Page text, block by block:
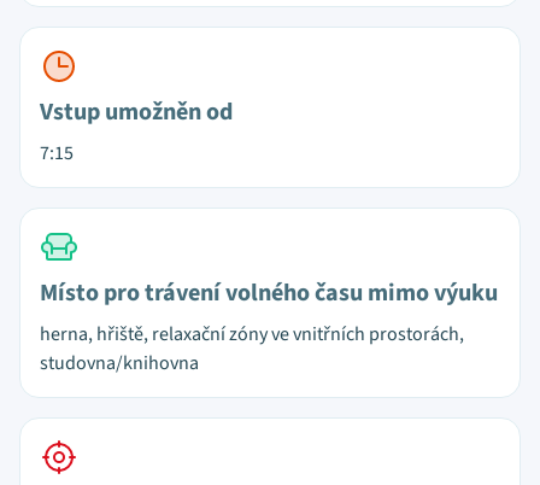
Vstup umožněn od
7:15
Místo pro trávení volného času mimo výuku
herna, hřiště, relaxační zóny ve vnitřních prostorách,
studovna/knihovna